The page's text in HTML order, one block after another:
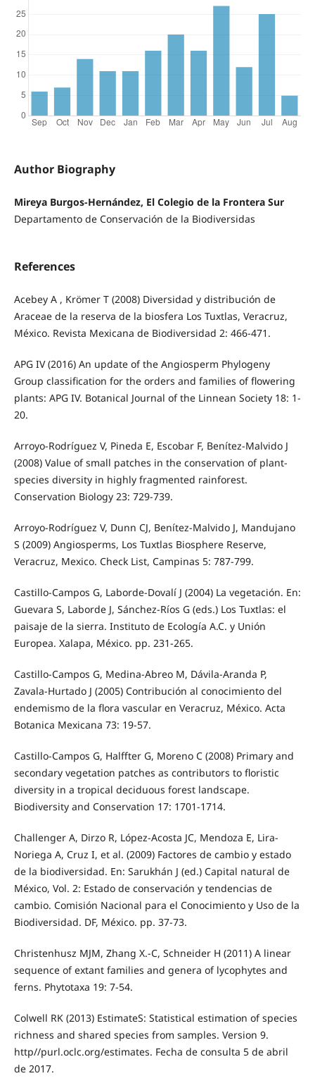
Author Biography
Mireya Burgos-Hernández, El Colegio de la Frontera Sur
Departamento de Conservación de la Biodiversidas
References
Acebey A , Krömer T (2008) Diversidad y distribución de
Araceae de la reserva de la biosfera Los Tuxtlas, Veracruz,
México. Revista Mexicana de Biodiversidad 2: 466-471.
APG IV (2016) An update of the Angiosperm Phylogeny
Group classification for the orders and families of flowering
plants: APG IV. Botanical Journal of the Linnean Society 18: 1-
20.
Arroyo-Rodríguez V, Pineda E, Escobar F, Benítez-Malvido J
(2008) Value of small patches in the conservation of plant-
species diversity in highly fragmented rainforest.
Conservation Biology 23: 729-739.
Arroyo-Rodríguez V, Dunn CJ, Benítez-Malvido J, Mandujano
S (2009) Angiosperms, Los Tuxtlas Biosphere Reserve,
Veracruz, Mexico. Check List, Campinas 5: 787-799.
Castillo-Campos G, Laborde-Dovalí J (2004) La vegetación. En:
Guevara S, Laborde J, Sánchez-Ríos G (eds.) Los Tuxtlas: el
paisaje de la sierra. Instituto de Ecología A.C. y Unión
Europea. Xalapa, México. pp. 231-265.
Castillo-Campos G, Medina-Abreo M, Dávila-Aranda P,
Zavala-Hurtado J (2005) Contribución al conocimiento del
endemismo de la flora vascular en Veracruz, México. Acta
Botanica Mexicana 73: 19-57.
Castillo-Campos G, Halffter G, Moreno C (2008) Primary and
secondary vegetation patches as contributors to floristic
diversity in a tropical deciduous forest landscape.
Biodiversity and Conservation 17: 1701-1714.
Challenger A, Dirzo R, López-Acosta JC, Mendoza E, Lira-
Noriega A, Cruz I, et al. (2009) Factores de cambio y estado
de la biodiversidad. En: Sarukhán J (ed.) Capital natural de
México, Vol. 2: Estado de conservación y tendencias de
cambio. Comisión Nacional para el Conocimiento y Uso de la
Biodiversidad. DF, México. pp. 37-73.
Christenhusz MJM, Zhang X.-C, Schneider H (2011) A linear
sequence of extant families and genera of lycophytes and
ferns. Phytotaxa 19: 7-54.
Colwell RK (2013) EstimateS: Statistical estimation of species
richness and shared species from samples. Version 9.
http//purl.oclc.org/estimates. Fecha de consulta 5 de abril
de 2017.